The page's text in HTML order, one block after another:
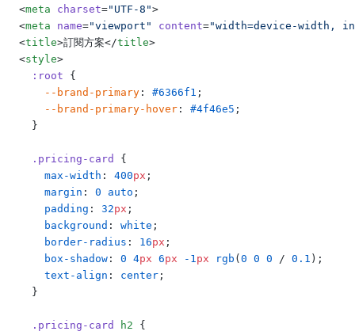
  <
meta charset="UTF-8">
  <
meta name="viewport" content="width=device-width,
  <
title>訂閱方案</title>
  <
style>
    :root
{
      --brand-primary
: #6366f1 ;
      --brand-primary-hover
: #4f46e5 ;
    }
    .pricing-card
{
      max-width
: 400px ;
      margin
: 0 auto ;
      padding
: 32px ;
      background
: white ;
      border-radius
: 16px ;
      box-shadow
: 0 4px 6px -1px rgb ( 0 0 0 / 0.1 );
      text-align
: center ;
    }
    .pricing-card
h2 {